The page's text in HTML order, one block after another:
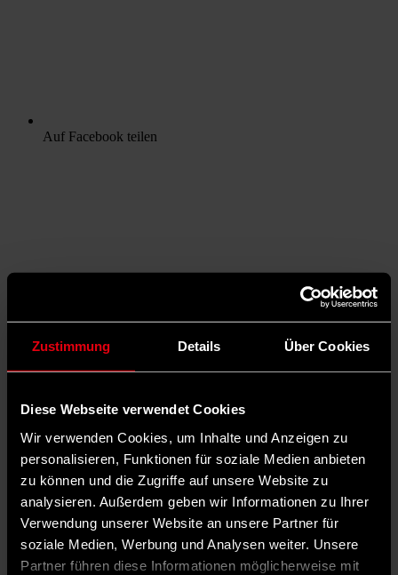
Zustimmung Details Über Cookies
Diese Webseite verwendet Cookies
Wir verwenden Cookies, um Inhalte und Anzeigen zu
personalisieren, Funktionen für soziale Medien anbieten
zu können und die Zugriffe auf unsere Website zu
analysieren. Außerdem geben wir Informationen zu Ihrer
Verwendung unserer Website an unsere Partner für
soziale Medien, Werbung und Analysen weiter. Unsere
Partner führen diese Informationen möglicherweise mit
Auf Facebook teilen
Auf X teilen
Teilen 0 Kommentare Dark Mode